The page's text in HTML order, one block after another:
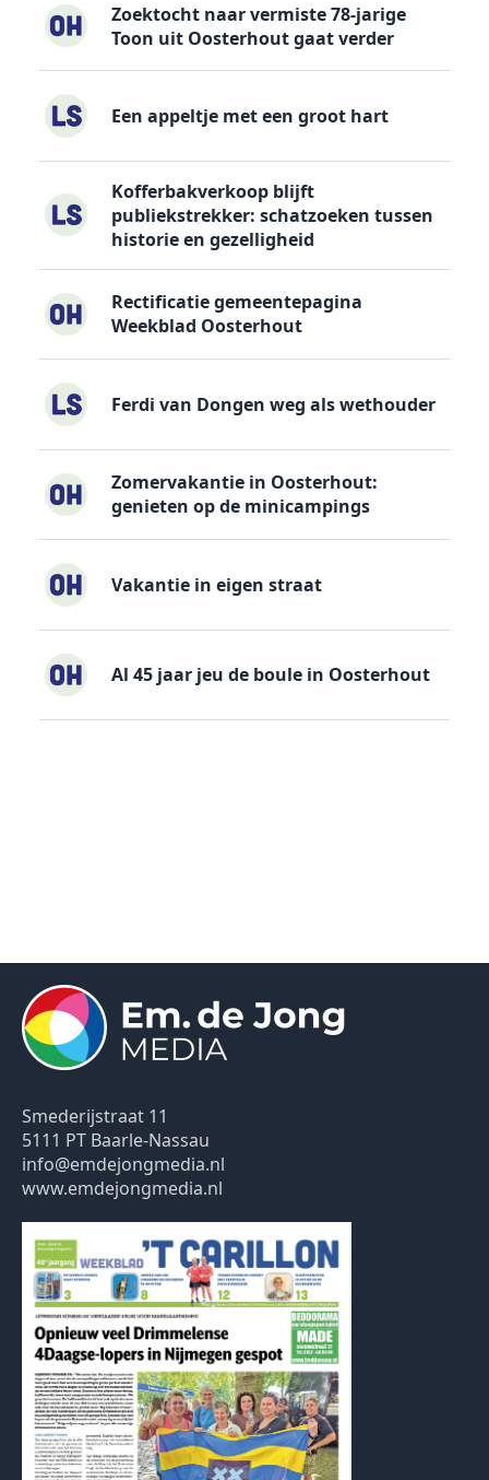
Zoektocht naar vermiste 78-jarige
Toon uit Oosterhout gaat verder
Een appeltje met een groot hart
Kofferbakverkoop blijft
publiekstrekker: schatzoeken tussen
historie en gezelligheid
Rectificatie gemeentepagina
Weekblad Oosterhout
Ferdi van Dongen weg als wethouder
Zomervakantie in Oosterhout:
genieten op de minicampings
Vakantie in eigen straat
Al 45 jaar jeu de boule in Oosterhout
Smederijstraat 11
5111 PT Baarle-Nassau
info@emdejongmedia.nl
www.emdejongmedia.nl